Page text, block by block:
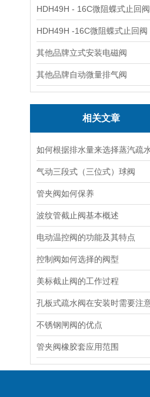
HDH49H - 16C微阻蝶式止回阀
HDH49H -16C微阻蝶式止回阀
其他品牌立式安装电磁阀
其他品牌自动微量排气阀
相关文章
气动三段式（三位式）球阀
管夹阀如何保养
波纹管截止阀基本概述
电动温控阀的功能及其特点
控制阀如何选择的阀型
美标截止阀的工作过程
不锈钢闸阀的优点
管夹阀橡胶套应用范围